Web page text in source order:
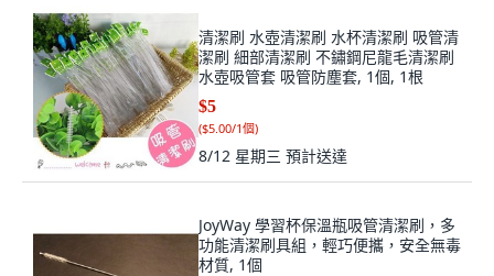
清潔刷 水壺清潔刷 水杯清潔刷 吸管清
潔刷 細部清潔刷 不鏽鋼尼龍毛清潔刷
水壺吸管套 吸管防塵套, 1個, 1根
$5
($5.00/1個)
8/12 星期三 預計送達
JoyWay 學習杯保溫瓶吸管清潔刷，多
功能清潔刷具組，輕巧便攜，安全無毒
材質, 1個